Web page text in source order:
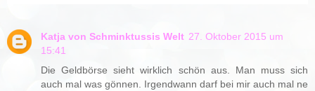
Katja von Schminktussis Welt 27. Oktober 2015 um
15:41
Die Geldbörse sieht wirklich schön aus. Man muss sich
auch mal was gönnen. Irgendwann darf bei mir auch mal ne